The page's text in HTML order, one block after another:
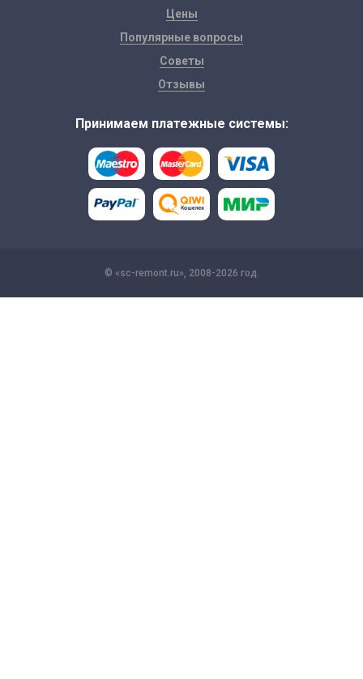
Цены
Популярные вопросы
Советы
Отзывы
Принимаем платежные системы:
© «sc-remont.ru», 2008-2026 год.